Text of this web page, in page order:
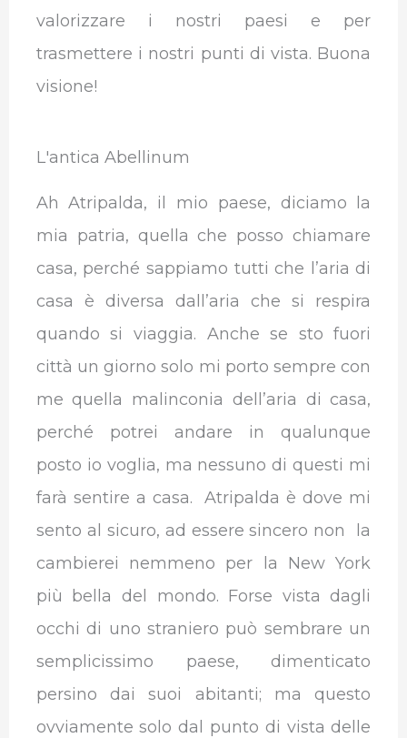
valorizzare i nostri paesi e per
trasmettere i nostri punti di vista. Buona
visione!
L'antica Abellinum
Ah Atripalda, il mio paese, diciamo la
mia patria, quella che posso chiamare
casa, perché sappiamo tutti che l’aria di
casa è diversa dall’aria che si respira
quando si viaggia. Anche se sto fuori
città un giorno solo mi porto sempre con
me quella malinconia dell’aria di casa,
perché potrei andare in qualunque
posto io voglia, ma nessuno di questi mi
farà sentire a casa. Atripalda è dove mi
sento al sicuro, ad essere sincero non la
cambierei nemmeno per la New York
più bella del mondo. Forse vista dagli
occhi di uno straniero può sembrare un
semplicissimo paese, dimenticato
persino dai suoi abitanti; ma questo
ovviamente solo dal punto di vista delle